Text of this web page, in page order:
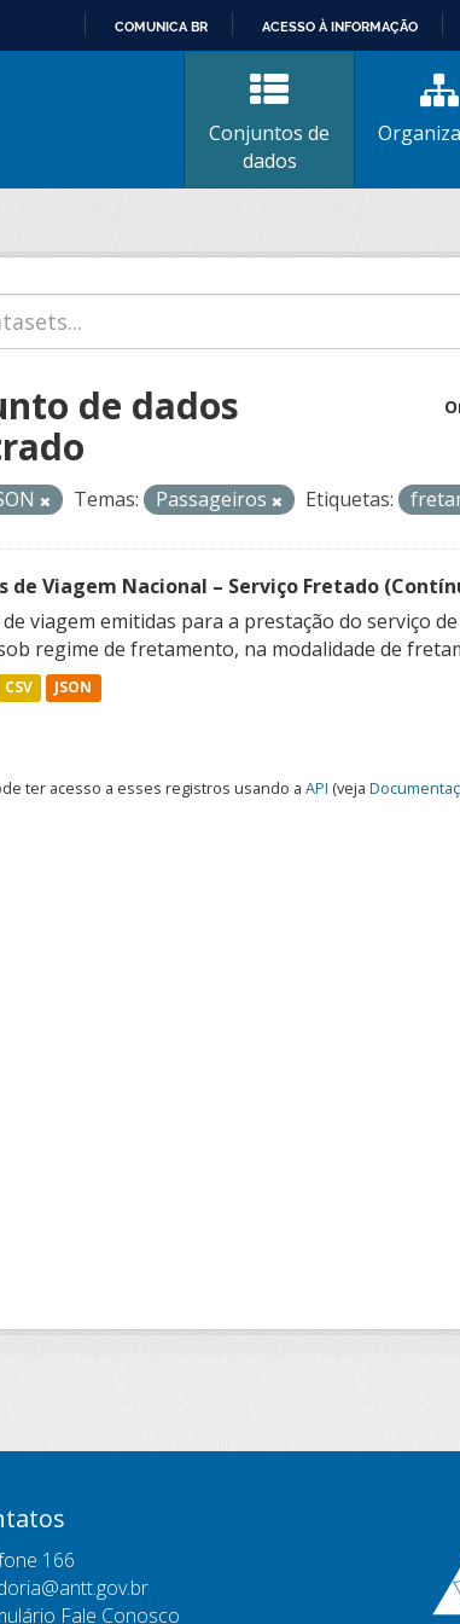
CONTEÚDO
COMUNICA BR ACESSO À INFORMAÇÃO
Conjuntos de
dados
de dados
Temas: Passageiros Etiquetas:
de Viagem Nacional – Serviço Fretado
viagem emitidas para a prestação do serviço
regime de fretamento, na modalidade de
CSV JSON
ter acesso a esses registros usando a API (veja
166
Fale Conosco